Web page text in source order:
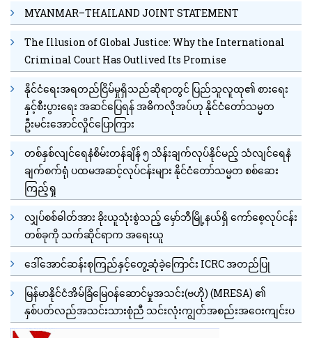
MYANMAR–THAILAND JOINT STATEMENT
The Illusion of Global Justice: Why the International
Criminal Court Has Outlived Its Promise
နိုင်ငံရေးအရတည်ငြိမ်မှုရှိသည်ဆိုရာတွင် ပြည်သူလူထု၏ စားရေး
နှင့်စီးပွားရေး အဆင်ပြေရန် အဓိကလိုအပ်ဟု နိုင်ငံတော်သမ္မတ
ဦးမင်းအောင်လှိုင်ပြောကြား
တစ်နှစ်လျင်ရေနံစိမ်းတန်ချိန် ၅ သိန်းချက်လုပ်နိုင်မည့် သံလျင်ရေနံ
ချက်စက်ရုံ ပထမအဆင့်လုပ်ငန်းများ နိုင်ငံတော်သမ္မတ စစ်ဆေး
ကြည့်ရှု
လျှပ်စစ်ဓါတ်အား ခိုးယူသုံးစွဲသည့် မှော်ဘီမြို့နယ်ရှိ ကော်စေ့လုပ်ငန်း
တစ်ခုကို သက်ဆိုင်ရာက အရေးယူ
ဒေါ်အောင်ဆန်းစုကြည်နှင့်တွေ့ဆုံခဲ့ကြောင်း ICRC အတည်ပြု
မြန်မာနိုင်ငံအိမ်ခြံမြေဝန်ဆောင်မှုအသင်း(ဗဟို) (MRESA) ၏
နှစ်ပတ်လည်အသင်းသားစုံညီ သင်းလုံးကျွတ်အစည်းအဝေးကျင်းပ